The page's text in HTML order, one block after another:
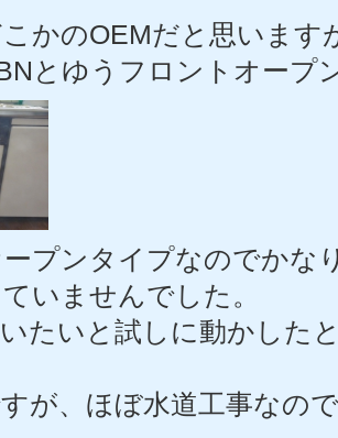
かのOEMだと思います
とゆうフロントオープ
プンタイプなのでかな
いませんでした。
たいと試しに動かした
が、ほぼ水道工事なの